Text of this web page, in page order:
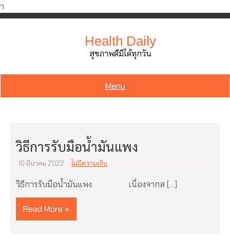
ำ
Skip
Health Daily
สุขภาพดีมีได้ทุกวัน
Menu
วิธีการรับมือน้ำมันแพง
10 มีนาคม 2022 ไม่มีความเห็น
วิธีการรับมือน้ำมันแพง เนื่องจากส […]
Read More »